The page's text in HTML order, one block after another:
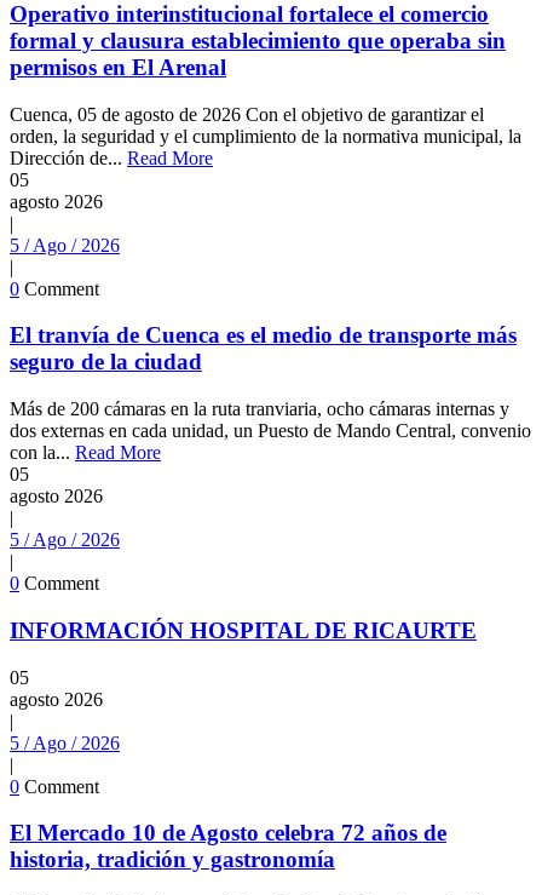
Operativo interinstitucional fortalece el comercio
formal y clausura establecimiento que operaba sin
permisos en El Arenal
Cuenca, 05 de agosto de 2026 Con el objetivo de garantizar el
orden, la seguridad y el cumplimiento de la normativa municipal, la
Dirección de... Read More
05
agosto 2026
|
5 / Ago / 2026
|
0 Comment
El tranvía de Cuenca es el medio de transporte más
seguro de la ciudad
Más de 200 cámaras en la ruta tranviaria, ocho cámaras internas y
dos externas en cada unidad, un Puesto de Mando Central, convenio
con la... Read More
05
agosto 2026
|
5 / Ago / 2026
|
0 Comment
INFORMACIÓN HOSPITAL DE RICAURTE
05
agosto 2026
|
5 / Ago / 2026
|
0 Comment
El Mercado 10 de Agosto celebra 72 años de
historia, tradición y gastronomía